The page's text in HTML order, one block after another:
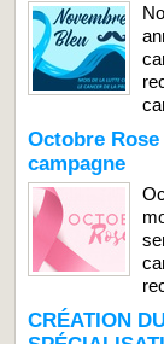
Octobre
campagne
CRÉATION